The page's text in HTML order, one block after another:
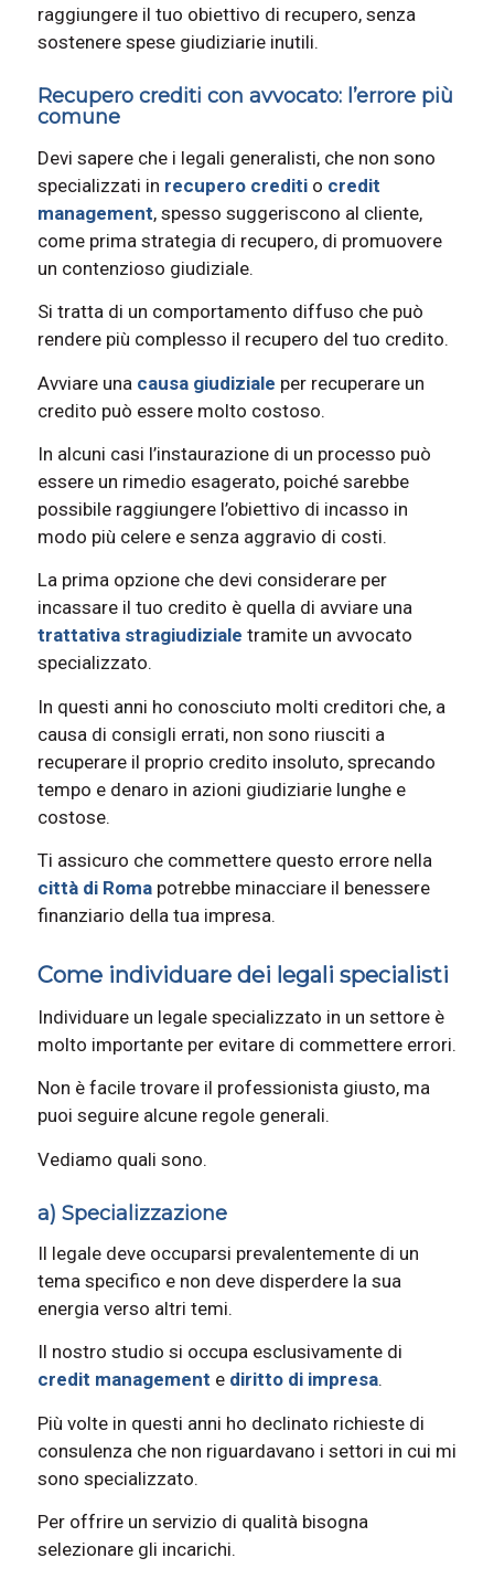
raggiungere il tuo obiettivo di recupero, senza
sostenere spese giudiziarie inutili.
Recupero crediti con avvocato: l’errore più
comune
Devi sapere che i legali generalisti, che non sono
specializzati in recupero creditio credit
management, spesso suggeriscono al cliente,
come prima strategia di recupero, di promuovere
un contenzioso giudiziale.
Si tratta di un comportamento diffuso che può
rendere più complesso il recupero del tuo credito.
Avviare una causa giudiziale per recuperare un
credito può essere molto costoso.
In alcuni casi l’instaurazione di un processo può
essere un rimedio esagerato, poiché sarebbe
possibile raggiungere l’obiettivo di incasso in
modo più celere e senza aggravio di costi.
La prima opzione che devi considerare per
incassare il tuo credito è quella di avviare una
trattativa stragiudiziale tramite un avvocato
specializzato.
In questi anni ho conosciuto molti creditori che, a
causa di consigli errati, non sono riusciti a
recuperare il proprio credito insoluto, sprecando
tempo e denaro in azioni giudiziarie lunghe e
costose.
Ti assicuro che commettere questo errore nella
città di Romapotrebbe minacciare il benessere
finanziario della tua impresa.
Come individuare dei legali specialisti
Individuare un legale specializzato in un settore è
molto importante per evitare di commettere errori.
Non è facile trovare il professionista giusto, ma
puoi seguire alcune regole generali.
Vediamo quali sono.
a) Specializzazione
Il legale deve occuparsi prevalentemente di un
tema specifico e non deve disperdere la sua
energia verso altri temi.
Il nostro studio si occupa esclusivamente di
credit management e diritto di impresa.
Più volte in questi anni ho declinato richieste di
consulenza che non riguardavano i settori in cui mi
sono specializzato.
Per offrire un servizio di qualità bisogna
selezionare gli incarichi.